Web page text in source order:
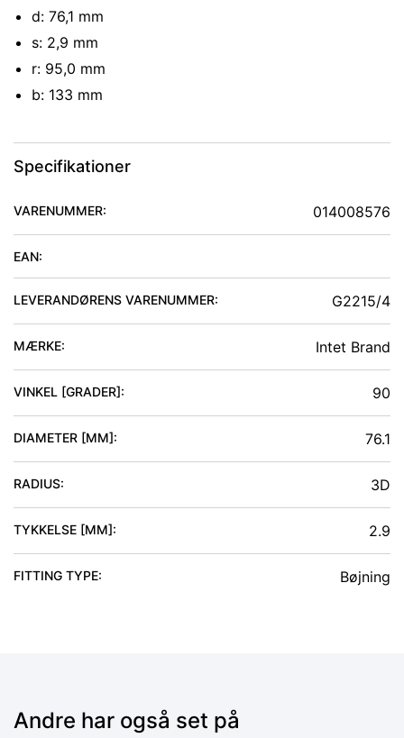
d: 76,1 mm
s: 2,9 mm
r: 95,0 mm
b: 133 mm
Specifikationer
VARENUMMER: 014008576
EAN:
LEVERANDØRENS VARENUMMER: G2215/4
MÆRKE: Intet Brand
VINKEL [GRADER]: 90
DIAMETER [MM]: 76.1
RADIUS: 3D
TYKKELSE [MM]: 2.9
FITTING TYPE: Bøjning
Andre har også set på